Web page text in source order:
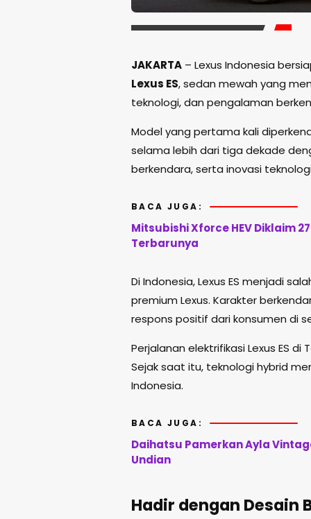
JAKARTA – Lexus Indonesia
Lexus ES, sedan mewah yang
teknologi, dan pengalaman
Model yang pertama kali
selama lebih dari tiga dekade
berkendara, serta inovasi
BACA JUGA:
Mitsubishi Xforce HEV Diklaim
Terbarunya
Di Indonesia, Lexus ES menjadi
premium Lexus. Karakter
respons positif dari konsumen di
Perjalanan elektrifikasi Lexus ES di
Sejak saat itu, teknologi hybrid
Indonesia.
BACA JUGA:
Daihatsu Pamerkan Ayla
Undian
Hadir dengan Desain